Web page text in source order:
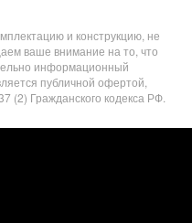
и конструкцию, не
ваше внимание на то, что
информационный
публичной офертой,
(2) Гражданского кодекса РФ.